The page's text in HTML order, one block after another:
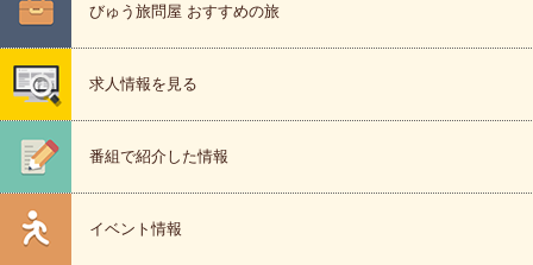
びゅう旅問屋 おすすめの旅
求人情報を見る
番組で紹介した情報
イベント情報